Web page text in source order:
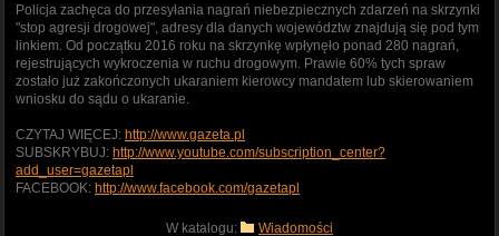
Policja zachęca do przesyłania nagrań niebezpiecznych zdarzeń na skrzynki
"stop agresji drogowej", adresy dla danych województw znajdują się pod tym
linkiem. Od początku 2016 roku na skrzynkę wpłynęło ponad 280 nagrań,
rejestrujących wykroczenia w ruchu drogowym. Prawie 60% tych spraw
zostało już zakończonych ukaraniem kierowcy mandatem lub skierowaniem
wniosku do sądu o ukaranie.
CZYTAJ WIĘCEJ: http://www.gazeta.pl
SUBSKRYBUJ: http://www.youtube.com/subscription_center?
add_user=gazetapl
FACEBOOK: http://www.facebook.com/gazetapl
W katalogu: Wiadomości